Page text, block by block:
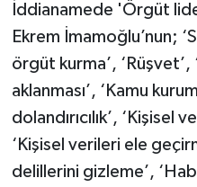
İddianamede 'Örgüt
Ekrem İmamoğlu’nun;
örgüt kurma’, ‘Rüşvet’,
aklanması’, ‘Kamu
dolandırıcılık’, ‘Kişisel
‘Kişisel verileri ele
delillerini gizleme’,